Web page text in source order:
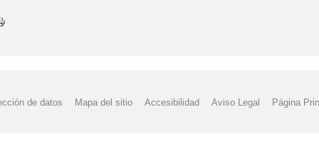
de datos Mapa del sitio Accesibilidad Aviso Legal Página